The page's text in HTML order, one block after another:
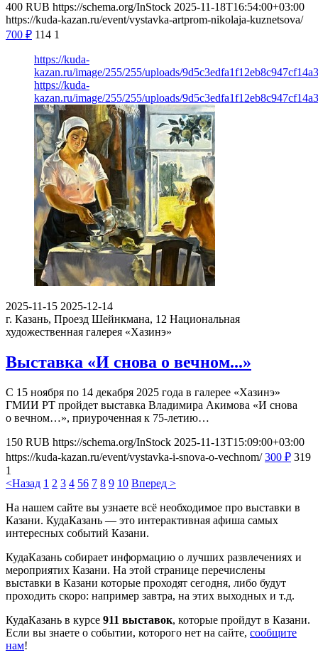
400 RUB https://schema.org/InStock 2025-11-18T16:54:00+03:00
https://kuda-kazan.ru/event/vystavka-artprom-nikolaja-kuznetsova/
700 ₽ 114 1
https://kuda-
kazan.ru/image/255/255/uploads/
https://kuda-
kazan.ru/image/255/255/uploads/
2025-11-15 2025-12-14
г. Казань, Проезд Шейнкмана, 12 Национальная
художественная галерея «Хазинэ»
Выставка «И снова о вечном...»
С 15 ноября по 14 декабря 2025 года в галерее «Хазинэ»
ГМИИ РТ пройдет выставка Владимира Акимова «И снова
о вечном…», приуроченная к 75-летию…
150 RUB https://schema.org/InStock 2025-11-13T15:09:00+03:00
https://kuda-kazan.ru/event/vystavka-i-snova-o-vechnom/ 300 ₽ 319
1
<Назад 1 2 3 4 56 7 8 9 10 Вперед >
На нашем сайте вы узнаете всё необходимое про выставки в
Казани. КудаКазань — это интерактивная афиша самых
интересных событий Казани.
КудаКазань собирает информацию о лучших развлечениях и
мероприятих Казани. На этой странице перечислены
выставки в Казани которые проходят сегодня, либо будут
проходить скоро: например завтра, на этих выходных и т.д.
КудаКазань в курсе 911 выставок, которые пройдут в Казани.
Если вы знаете о событии, которого нет на сайте, сообщите
нам!